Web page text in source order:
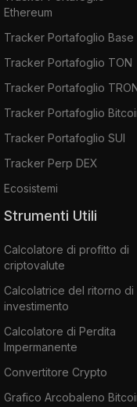
Ethereum
Tracker Portafoglio Base
Tracker Portafoglio TON
Tracker Portafoglio
Tracker Portafoglio
Tracker Portafoglio SUI
Tracker Perp DEX
Ecosistemi
Strumenti Utili
Calcolatore di profitto di
criptovalute
Calcolatrice del ritorno di
investimento
Calcolatore di Perdita
Impermanente
Convertitore Crypto
Grafico Arcobaleno